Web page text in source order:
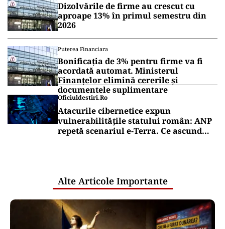
Dizolvările de firme au crescut cu
aproape 13% în primul semestru din
2026
Puterea Financiara
Bonificația de 3% pentru firme va fi
acordată automat. Ministerul
Finanțelor elimină cererile și
documentele suplimentare
Oficiuldestiri.ro
Atacurile cibernetice expun
vulnerabilitățile statului român: ANP
repetă scenariul e‑Terra. Ce ascund
Alte Articole Importante